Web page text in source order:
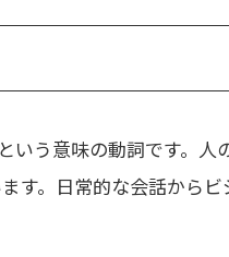
いう意味の動詞です。人
す。日常的な会話から